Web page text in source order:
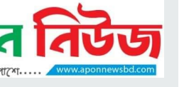
পটুয়াখালী বন্দর নৌযান শ্রমিক
ইউনিয়নের সাংগঠনিক সম্পাদক
নির্বাচিত হলেন অন্তর